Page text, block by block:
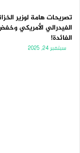
تصريحات هامة لوزير
الفيدرالي الأمريكي
الفائدة!
سبتمبر 24, 2025